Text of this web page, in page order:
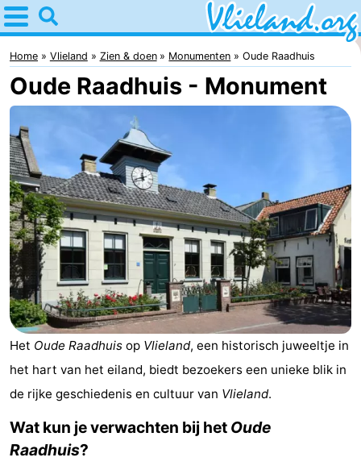
Home
Vlieland
Tips
Voor
kinderen
Natuur
Overnachten
Appartementen
-
Vlieduyn
Campings
Hotels
Zien
Home Vlieland Zien & doen Monumenten Oude Raadhuis
Oude Raadhuis - Monument
Het Oude Raadhuis op Vlieland, een historisch juweeltje in
het hart van het eiland, biedt bezoekers een unieke blik in
de rijke geschiedenis en cultuur van Vlieland.
Wat kun je verwachten bij het Oude
Raadhuis?